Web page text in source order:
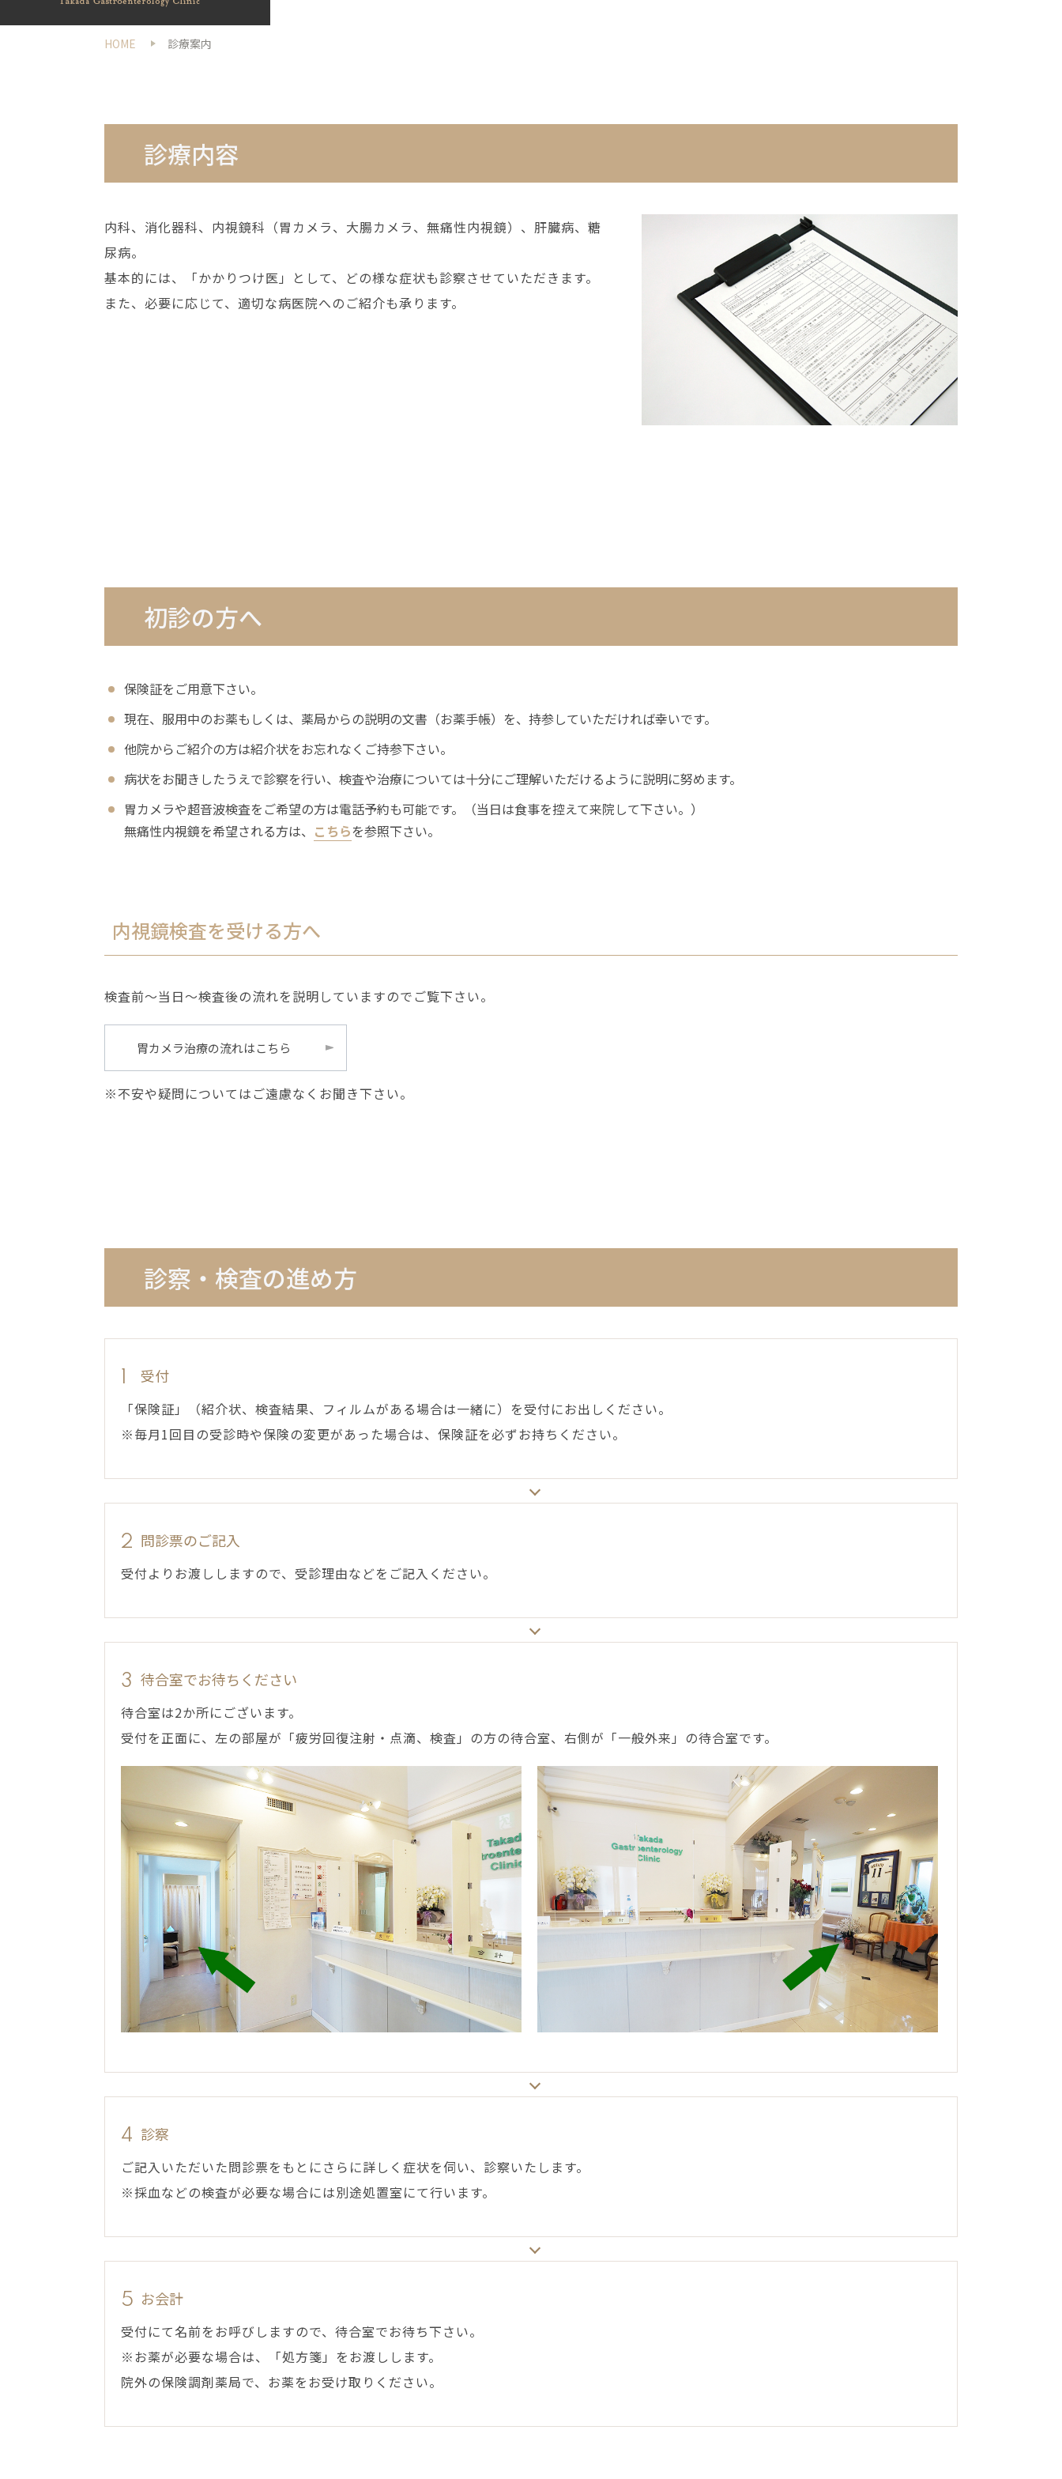
HOME 診療案内
診療内容
内科、消化器科、内視鏡科（胃カメラ、大腸カメラ、無痛性内視鏡）、肝臓病、糖
尿病。
基本的には、「かかりつけ医」として、どの様な症状も診察させていただきます。
また、必要に応じて、適切な病医院へのご紹介も承ります。
初診の方へ
保険証をご用意下さい。
現在、服用中のお薬もしくは、薬局からの説明の文書（お薬手帳）を、持参していただければ幸いです。
他院からご紹介の方は紹介状をお忘れなくご持参下さい。
病状をお聞きしたうえで診察を行い、検査や治療については十分にご理解いただけるように説明に努めます。
胃カメラや超音波検査をご希望の方は電話予約も可能です。（当日は食事を控えて来院して下さい。）
無痛性内視鏡を希望される方は、 こちらを参照下さい。
内視鏡検査を受ける方へ
検査前～当日～検査後の流れを説明していますのでご覧下さい。
胃カメラ治療の流れはこちら
※不安や疑問についてはご遠慮なくお聞き下さい。
診察・検査の進め方
受付
「保険証」（紹介状、検査結果、フィルムがある場合は一緒に）を受付にお出しください。
※毎月1回目の受診時や保険の変更があった場合は、保険証を必ずお持ちください。
2 問診票のご記入
受付よりお渡ししますので、受診理由などをご記入ください。
3 待合室でお待ちください
待合室は2か所にございます。
受付を正面に、左の部屋が「疲労回復注射・点滴、検査」の方の待合室、右側が「一般外来」の待合室です。
4 診察
ご記入いただいた問診票をもとにさらに詳しく症状を伺い、診察いたします。
※採血などの検査が必要な場合には別途処置室にて行います。
5 お会計
受付にて名前をお呼びしますので、待合室でお待ち下さい。
※お薬が必要な場合は、「処方箋」をお渡しします。
院外の保険調剤薬局で、お薬をお受け取りください。